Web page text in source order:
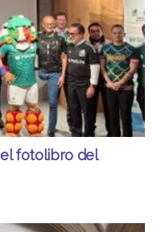
fotolibro del